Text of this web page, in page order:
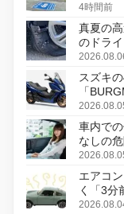
4時間前
真夏の
のドラ
スズキ
「
変更し、
車内で
なしの
エアコ
く「3分